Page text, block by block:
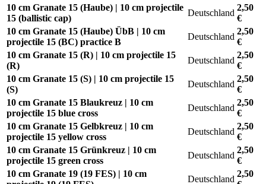
10 cm Granate 15 (Haube) | 10 cm projectile
15 (ballistic cap)
Deutschland
2,50
€
10 cm Granate 15 (Haube) ÜbB | 10 cm
projectile 15 (BC) practice B
Deutschland
2,50
€
10 cm Granate 15 (R) | 10 cm projectile 15
(R)
Deutschland
2,50
€
10 cm Granate 15 (S) | 10 cm projectile 15
(S)
Deutschland
2,50
€
10 cm Granate 15 Blaukreuz | 10 cm
projectile 15 blue cross
Deutschland
2,50
€
10 cm Granate 15 Gelbkreuz | 10 cm
projectile 15 yellow cross
Deutschland
2,50
€
10 cm Granate 15 Grünkreuz | 10 cm
projectile 15 green cross
Deutschland
2,50
€
10 cm Granate 19 (19 FES) | 10 cm
Deutschland
2,50